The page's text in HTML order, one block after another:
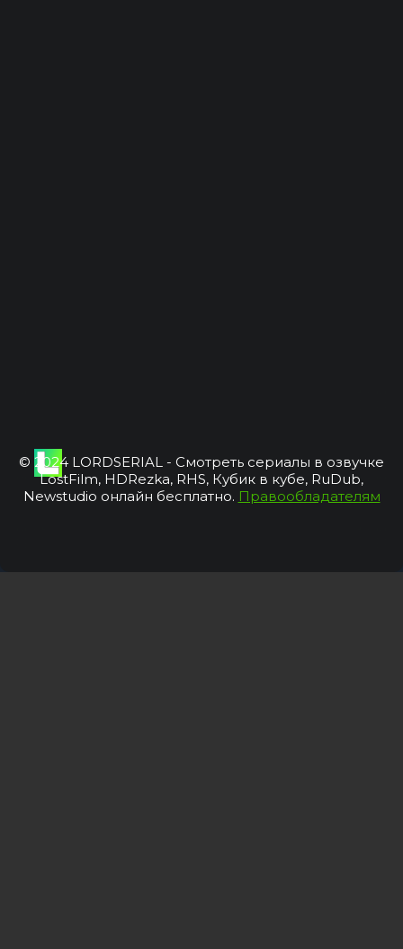
© 2024 LORDSERIAL - Смотреть сериалы в озвучке
LostFilm, HDRezka, RHS, Кубик в кубе, RuDub,
Newstudio онлайн бесплатно. Правообладателям